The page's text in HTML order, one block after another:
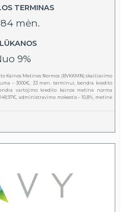
TERMINAS
mėn.
9%
Kainos Metinės Normos (BVKKMN) skaičiavimo
– 3000€, 33 mėn. terminui, bendra kredito
vartojimo kredito kainos metinė norma
administravimo mokestis – 10,8%, metinė